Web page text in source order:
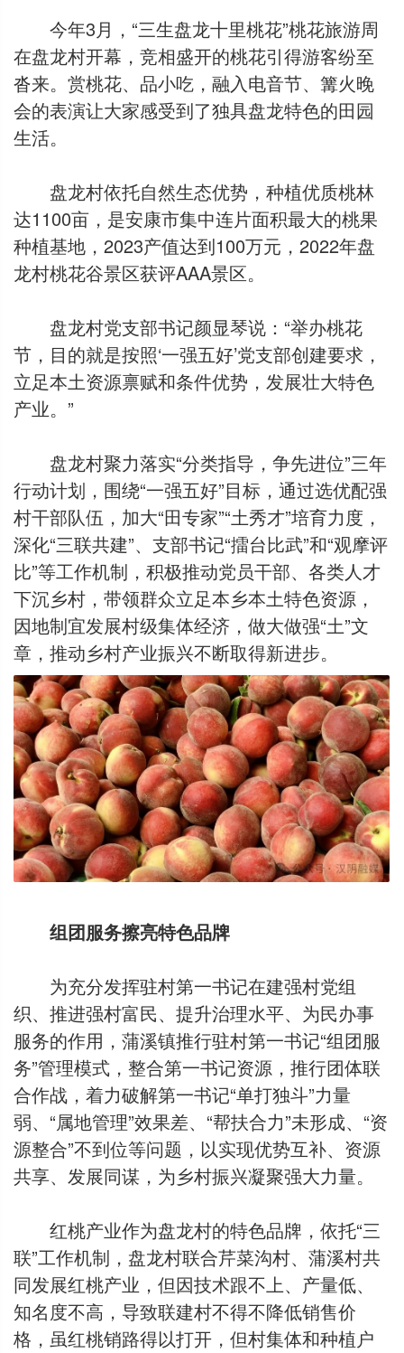
今年3月，“三生盘龙十里桃花”桃花旅游周
在盘龙村开幕，竞相盛开的桃花引得游客纷至
沓来。赏桃花、品小吃，融入电音节、篝火晚
会的表演让大家感受到了独具盘龙特色的田园
生活。
盘龙村依托自然生态优势，种植优质桃林
达1100亩，是安康市集中连片面积最大的桃果
种植基地，2023产值达到100万元，2022年盘
龙村桃花谷景区获评AAA景区。
盘龙村党支部书记颜显琴说：“举办桃花
节，目的就是按照‘一强五好’党支部创建要求，
立足本土资源禀赋和条件优势，发展壮大特色
产业。”
盘龙村聚力落实“分类指导，争先进位”三年
行动计划，围绕“一强五好”目标，通过选优配强
村干部队伍，加大“田专家”“土秀才”培育力度，
深化“三联共建”、支部书记“擂台比武”和“观摩评
比”等工作机制，积极推动党员干部、各类人才
下沉乡村，带领群众立足本乡本土特色资源，
因地制宜发展村级集体经济，做大做强“土”文
章，推动乡村产业振兴不断取得新进步。
组团服务擦亮特色品牌
为充分发挥驻村第一书记在建强村党组
织、推进强村富民、提升治理水平、为民办事
服务的作用，蒲溪镇推行驻村第一书记“组团服
务”管理模式，整合第一书记资源，推行团体联
合作战，着力破解第一书记“单打独斗”力量
弱、“属地管理”效果差、“帮扶合力”未形成、“资
源整合”不到位等问题，以实现优势互补、资源
共享、发展同谋，为乡村振兴凝聚强大力量。
红桃产业作为盘龙村的特色品牌，依托“三
联”工作机制，盘龙村联合芹菜沟村、蒲溪村共
同发展红桃产业，但因技术跟不上、产量低、
知名度不高，导致联建村不得不降低销售价
格，虽红桃销路得以打开，但村集体和种植户